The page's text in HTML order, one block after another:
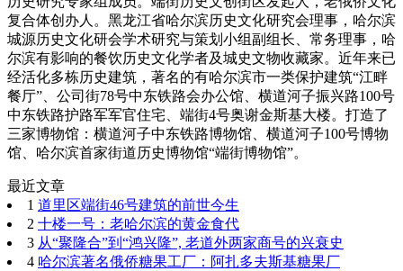
复合体创办人。黑龙江省哈尔滨历史文化研究会理事，哈尔滨
城源历史文化研会学术研究与策划小组副组长、常务理事，哈
尔滨有影响的餐饮历史文化学者及城史文物收藏家。近年来已
经活化多栋历史建筑，著名的有哈尔滨市一类保护建筑“江畔
餐厅”、公司街78号中东铁路会办公馆、横道河子振兴路100号
中东铁路护路军军官住宅、端街4号奥谢金斯基大楼。打造了
三家博物馆：横道河子中东铁路博物馆、横道河子100号博物
馆、哈尔滨首家街道历史博物馆“端街博物馆”。
最近文章
1 道里区端街46号建筑的前世今生
2 十楼一号：老哈尔滨的黄金食代
3 从“聚隆合”到“鸿兴隆”, 老道外两家商号的兴衰史
4 哈尔滨著名俄侨糖果工厂：阿扎多夫斯基糖果厂